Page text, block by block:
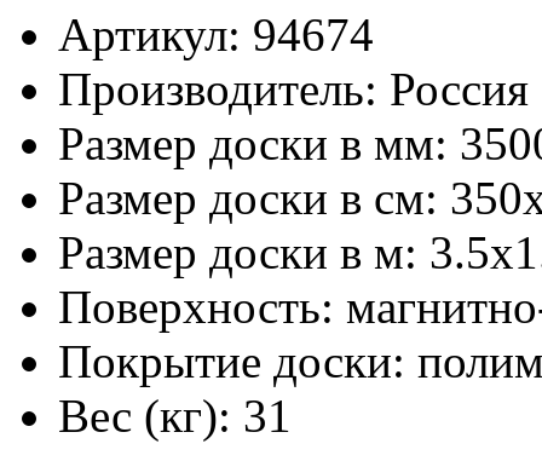
Артикул: 94674
Производитель: Россия
Размер доски в мм:
Размер доски в см:
Размер доски в м:
Поверхность:
Покрытие доски:
Вес (кг): 31